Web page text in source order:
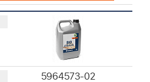
797704
798795
5964573-02